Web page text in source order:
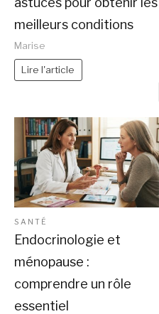
meilleurs conditions
Marise
Lire l'article
SANTÉ
Endocrinologie et
ménopause :
comprendre un rôle
essentiel